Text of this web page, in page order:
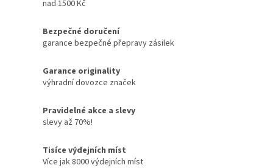
nad 1500 Kč
Bezpečné doručení
garance bezpečné přepravy zásilek
Garance originality
výhradní dovozce značek
Pravidelné akce a slevy
slevy až 70%!
Tisíce výdejních míst
Více jak 8000 výdejních míst